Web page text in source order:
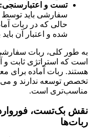
تست و اعتبارسنجی:
سفارشی باید توسط
حالی که در ربات
شده و اعتبار آن
به طور کلی، ربات
است که استراتژی ثابت و
هستند. ربات آماده برای
تخصص توسعه ندارند و
مناسب‌تری است.
نقش بک‌تست،
ربات‌ها